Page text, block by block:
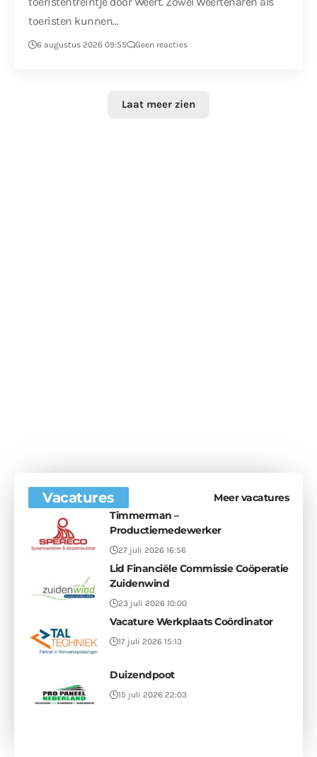
toeristen kunnen…
6 augustus 2026 09:55 Geen reacties
Laat meer zien
Vacatures
Meer vacatures
Timmerman –
Productiemedewerker
27 juli 2026 16:56
Lid Financiële Commissie Coöperatie
Zuidenwind
23 juli 2026 10:00
Vacature Werkplaats Coördinator
17 juli 2026 15:13
Duizendpoot
15 juli 2026 22:03